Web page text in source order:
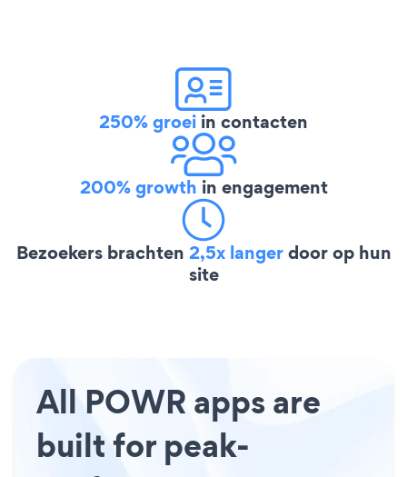
250% groei in contacten
200% growth in engagement
Bezoekers brachten 2,5x langerdoor op hun
site
All POWR apps are
built for peak-